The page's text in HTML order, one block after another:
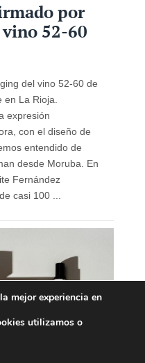
por
52-60
del vino 52-60 de
en La Rioja.
expresión
con el diseño de
entendido de
desde Moruba. En
Fernández
casi 100 ...
mejor experiencia en
utilizamos o